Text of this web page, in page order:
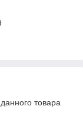
товара